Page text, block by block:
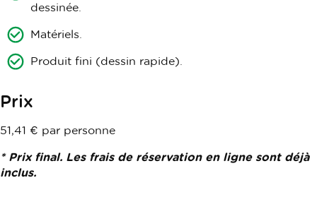
dessinée.
Matériels.
Produit fini (dessin rapide).
Prix
51,41 € par personne
* Prix final. Les frais de réservation en ligne sont déjà
inclus.